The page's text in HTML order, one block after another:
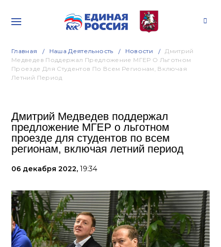
Главная Наша Деятельность Новости
Дмитрий
Медведев Поддержал Предложение МГЕР О Льготном
Проезде Для Студентов По Всем Регионам, Включая
Летний Период
Дмитрий Медведев поддержал
предложение МГЕР о льготном
проезде для студентов по всем
регионам, включая летний период
06 декабря 2022, 19:34